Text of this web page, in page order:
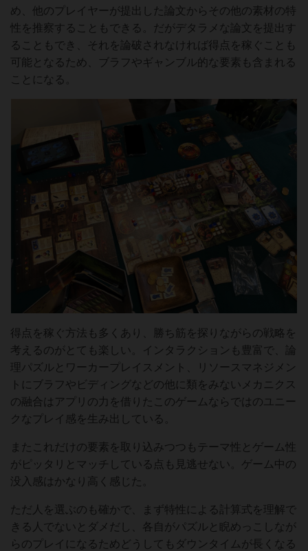
め、他のプレイヤーが提出した論文からその他の素材の特
性を推察することもできる。だがデタラメな論文を提出す
ることもでき、それを論破されなければ得点を稼ぐことも
可能となるため、ブラフやギャンブル的な要素も含まれる
ことになる。
得点を稼ぐ方法も多くあり、勝ち筋を探りながらの戦略を
考えるのがとても楽しい。インタラクションも豊富で、論
理パズルとワーカープレイスメント、リソースマネジメン
トにブラフやビディングなどの他に類をみないメカニクス
の融合はアプリの力を借りたこのゲームならではのユニー
クなプレイ感を生み出している。
またこれだけの要素を取り込みつつもテーマ性とゲーム性
がピッタリとマッチしている点も見逃せない。ゲーム中の
没入感はかなり高く感じた。
ただ人を選ぶのも確かで、まず特性による計算式を理解で
きる人でないとダメだし、各自がパズルと睨めっこしなが
らのプレイになるためどうしてもダウンタイムが長くなる